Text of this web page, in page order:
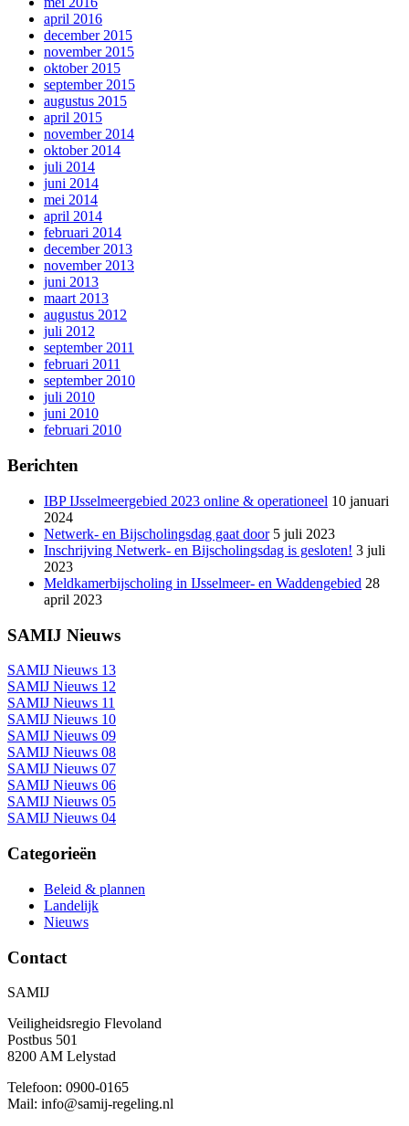
april 2016
december 2015
november 2015
oktober 2015
september 2015
augustus 2015
april 2015
november 2014
oktober 2014
juli 2014
juni 2014
mei 2014
april 2014
februari 2014
december 2013
november 2013
juni 2013
maart 2013
augustus 2012
juli 2012
september 2011
februari 2011
september 2010
juli 2010
juni 2010
februari 2010
Berichten
IBP IJsselmeergebied 2023 online & operationeel 10 januari
2024
Netwerk- en Bijscholingsdag gaat door 5 juli 2023
Inschrijving Netwerk- en Bijscholingsdag is gesloten! 3 juli
2023
Meldkamerbijscholing in IJsselmeer- en Waddengebied 28
april 2023
SAMIJ Nieuws
SAMIJ Nieuws 13
SAMIJ Nieuws 12
SAMIJ Nieuws 11
SAMIJ Nieuws 10
SAMIJ Nieuws 09
SAMIJ Nieuws 08
SAMIJ Nieuws 07
SAMIJ Nieuws 06
SAMIJ Nieuws 05
SAMIJ Nieuws 04
Categorieën
Beleid & plannen
Landelijk
Nieuws
Contact
SAMIJ
Veiligheidsregio Flevoland
Postbus 501
8200 AM Lelystad
Telefoon: 0900-0165
Mail: info@samij-regeling.nl